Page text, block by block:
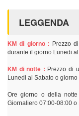
LEGGENDA
KM di giorno : Prezzo
durante il giorno Lunedi
KM di notte : Prezzo di
Lunedi al Sabato o
Ore giorno o della
Giornaliero 07:00-08:00